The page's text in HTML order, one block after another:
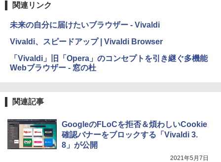
ェクトリストと最新エミュレータ紹介
￥1,600
1冊ですべて身につくHTML & CSSとWe
Amazon Kindle Colorsoft | 16GBストレ
ージ、防水、7インチカラーディスプレ
イ、色調調節ライト、最大8週間持続バッ
テリー、広告無し、ブラック (2025年発
売)
11インチカラーディスプレイ、64GBスト
レージ、ノート機能搭載、明るさ自動調
整、色調調節ライト、プレミアムペン付
き、グラファイト
関連リンク
未来の自分に届けたいブラウザー - Vivaldi
Vivaldi、スピードアップ | Vivaldi Browser
「Vivaldi」旧「Opera」のコンセプトを引き継ぐ多機能
Webブラウザー - 窓の杜
関連記事
GoogleのFLoCを拒否＆煩わしいCookie
確認バナーをブロックする「Vivaldi 3.
8」が公開
2021年5月7日